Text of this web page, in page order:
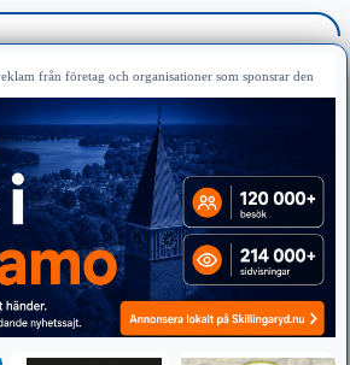
från företag och organisationer som sponsrar den